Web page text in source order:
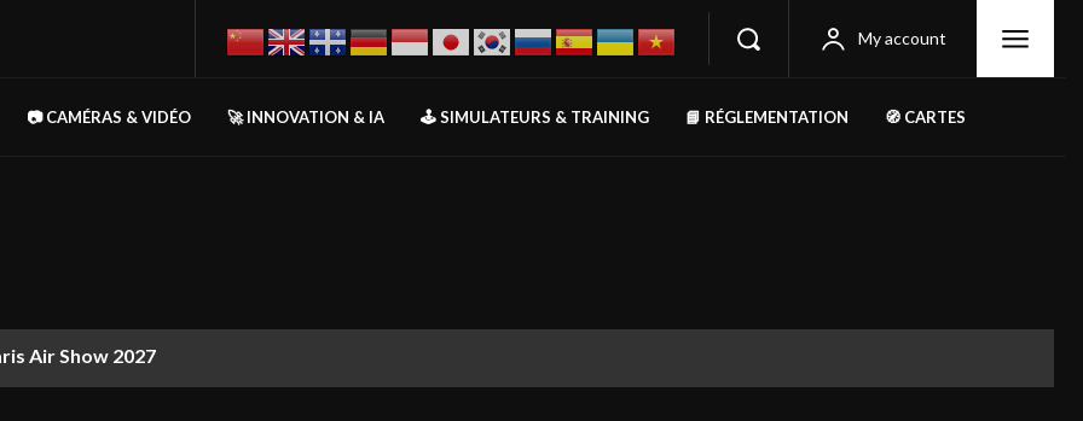
My account
📷 CAMÉRAS & VIDÉO 🚀 INNOVATION & IA 🕹️ SIMULATEURS & TRAINING 📘 RÉGLEMENTATION 🧭 CARTES
Air Show 2027